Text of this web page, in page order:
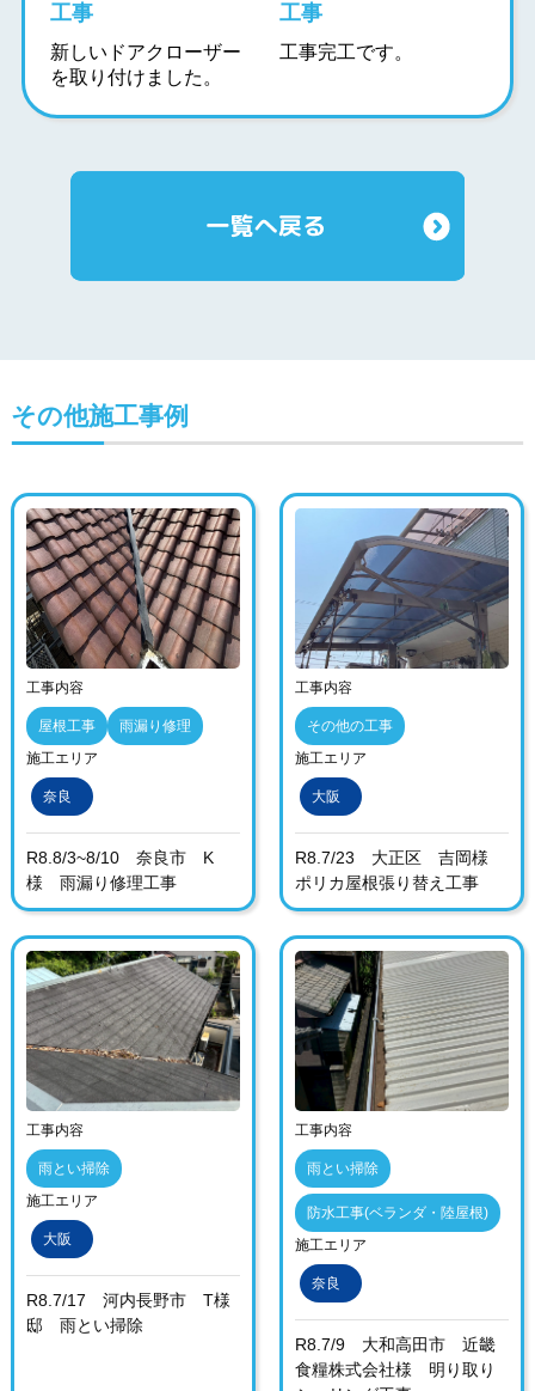
工事
新しいドアクローザー
を取り付けました。
工事
工事完工です。
その他施工事例
工事内容
屋根工事
雨漏り修理
施工エリア
奈良
R8.8/3~8/10 奈良市 K
様 雨漏り修理工事
工事内容
その他の工事
施工エリア
大阪
R8.7/23 大正区 吉岡様
ポリカ屋根張り替え工事
工事内容
雨とい掃除
施工エリア
大阪
R8.7/17 河内長野市 T様
邸 雨とい掃除
工事内容
雨とい掃除
防水工事(ベランダ・陸屋根)
施工エリア
奈良
R8.7/9 大和高田市 近畿
食糧株式会社様 明り取り